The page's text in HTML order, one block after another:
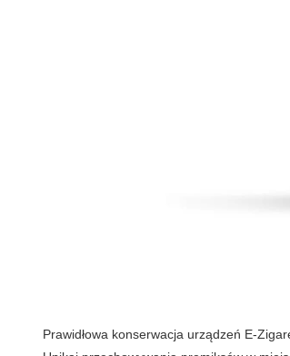
Prawidłowa konserwacja urządzeń E-